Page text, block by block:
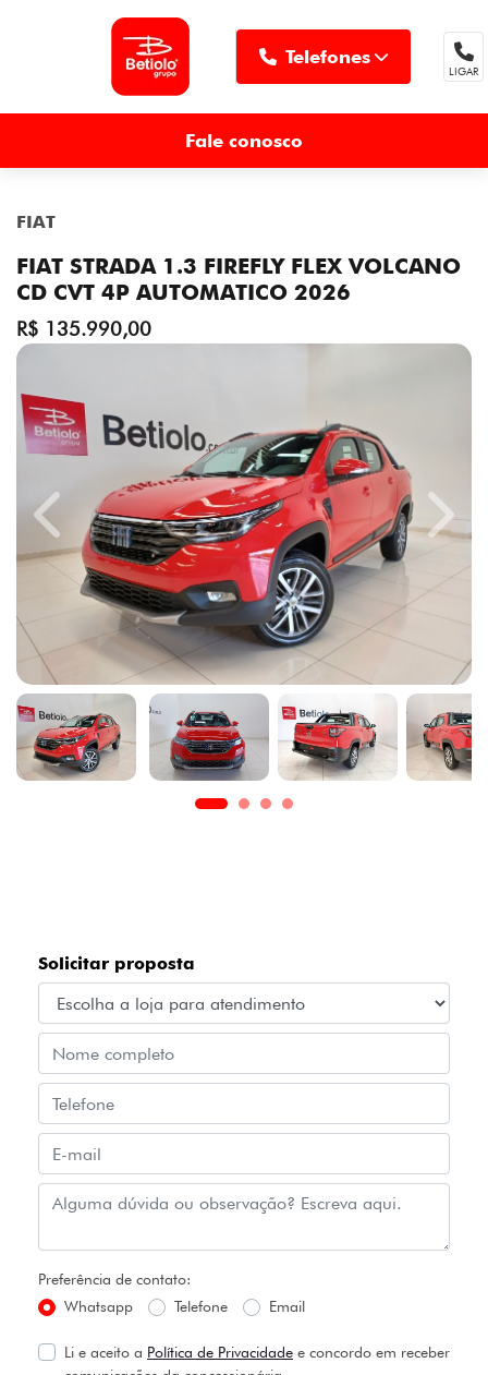
Telefones
LIGAR
Fale conosco
FIAT
FIAT STRADA 1.3 FIREFLY FLEX VOLCANO
CD CVT 4P AUTOMATICO 2026
R$ 135.990,00
Previous Next
Solicitar proposta
Preferência de contato:
Whatsapp
Telefone Email
Li e aceito a Política de Privacidade e concordo em receber